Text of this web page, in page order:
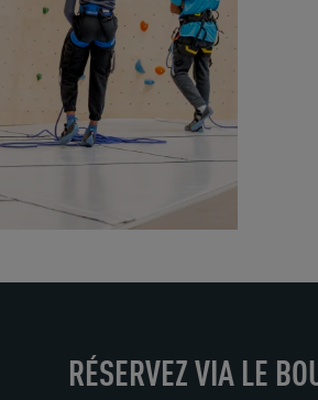
RÉSERVEZ VIA LE